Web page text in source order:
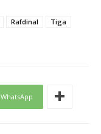
Rafdinal
Tiga
WhatsApp